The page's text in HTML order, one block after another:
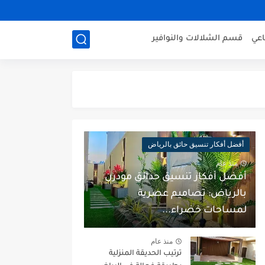
قسم الشلالات والنوافير
أفضل أفكار تنسيق حائق بالرياض
منذ عام
أفضل أفكار تنسيق حدائق مودرن
بالرياض: تصاميم عصرية
لمساحات خضراء...
منذ عام
ترتيب الحديقة المنزلية